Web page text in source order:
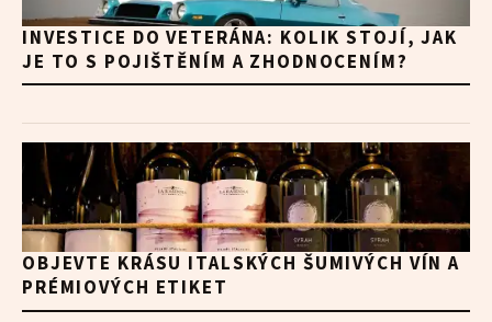
INVESTICE DO VETERÁNA: KOLIK STOJÍ, JAK
JE TO S POJIŠTĚNÍM A ZHODNOCENÍM?
OBJEVTE KRÁSU ITALSKÝCH ŠUMIVÝCH VÍN A
PRÉMIOVÝCH ETIKET